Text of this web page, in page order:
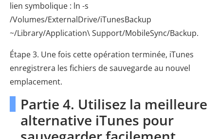
lien symbolique : ln -s
/Volumes/ExternalDrive/iTunesBackup
~/Library/Application\ Support/MobileSync/Backup.
Étape 3. Une fois cette opération terminée, iTunes
enregistrera les fichiers de sauvegarde au nouvel
emplacement.
Partie 4. Utilisez la meilleure
alternative iTunes pour